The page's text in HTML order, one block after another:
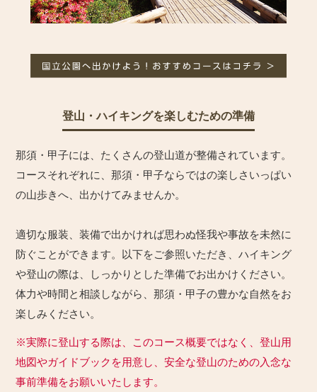
登山・ハイキングを楽しむための準備
那須・甲子には、たくさんの登山道が整備されています。
コースそれぞれに、那須・甲子ならではの楽しさいっぱい
の山歩きへ、出かけてみませんか。
適切な服装、装備で出かければ思わぬ怪我や事故を未然に
防ぐことができます。以下をご参照いただき、ハイキング
や登山の際は、しっかりとした準備でお出かけください。
体力や時間と相談しながら、那須・甲子の豊かな自然をお
楽しみください。
※実際に登山する際は、このコース概要ではなく、登山用
地図やガイドブックを用意し、安全な登山のための入念な
事前準備をお願いいたします。